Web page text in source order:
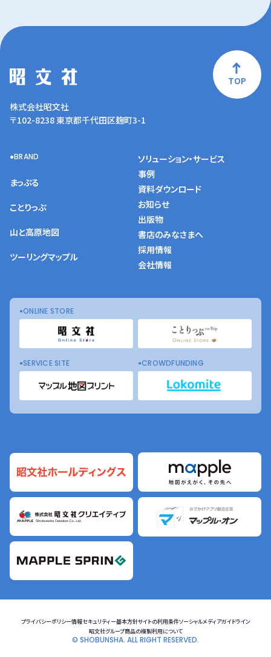
TOP
株式会社昭文社
〒102-8238 東京都千代田区麹町3-1
BRAND
まっぷる
ことりっぷ
山と高原地図
ツーリングマップル
ソリューション・サービス
事例
資料ダウンロード
お知らせ
出版物
書店のみなさまへ
採用情報
会社情報
ONLINE STORE
SERVICE SITE CROWDFUNDING
© SHOBUNSHA. ALL RIGHT RESERVED.
プライバシーポリシー情報セキュリティー基本方針サイトの利用条件ソーシャルメディアガイドライン
昭文社グループ商品の複製利用について